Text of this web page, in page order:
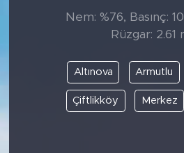
Nem: %76, Basınç:
Rüzgar: 2.61
Altınova Armutlu
Çiftlikköy Merkez